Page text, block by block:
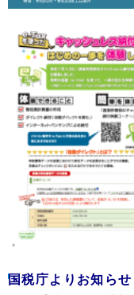
国税庁よりお知らせ